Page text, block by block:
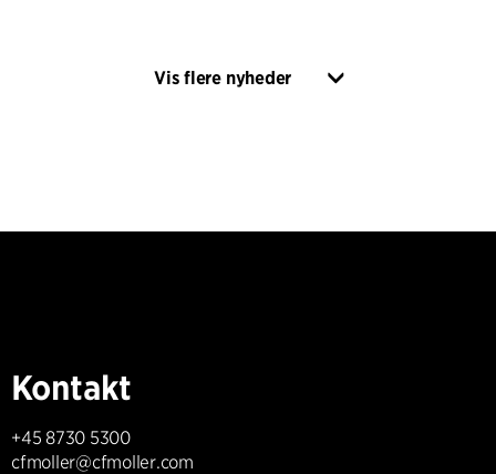
Vis flere nyheder
Kontakt
+45 8730 5300
cfmoller@cfmoller.com